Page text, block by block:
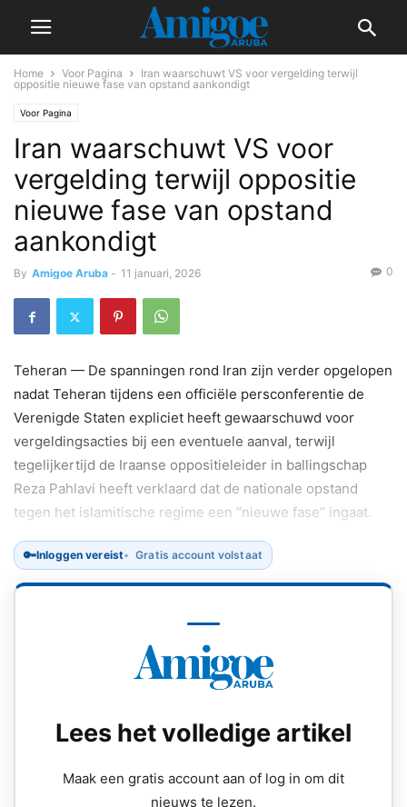
Home Voor Pagina
Iran waarschuwt VS voor vergelding terwijl
oppositie nieuwe fase van opstand aankondigt
Voor Pagina
Iran waarschuwt VS voor
vergelding terwijl oppositie
nieuwe fase van opstand
aankondigt
By Amigoe Aruba - 11 januari, 2026 0
Teheran — De spanningen rond Iran zijn verder opgelopen
nadat Teheran tijdens een officiële persconferentie de
Verenigde Staten expliciet heeft gewaarschuwd voor
vergeldingsacties bij een eventuele aanval, terwijl
tegelijkertijd de Iraanse oppositieleider in ballingschap
Reza Pahlavi heeft verklaard dat de nationale opstand
tegen het islamitische regime een “nieuwe fase” ingaat.
Tijdens de persconferentie stelde een hoge
vertegenwoordiger van de Iraanse veiligheidsstructuur dat
tegen Amerikaanse militaire doelen in de regio, waaronder
bases, schepen en andere installaties.
🔑Inloggen vereist Gratis account volstaat
Lees het volledige artikel
Maak een gratis account aan of log in om dit
nieuws te lezen.